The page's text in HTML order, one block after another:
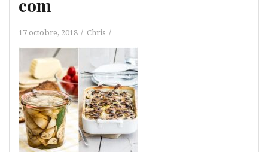
com
17 octobre, 2018 Chris